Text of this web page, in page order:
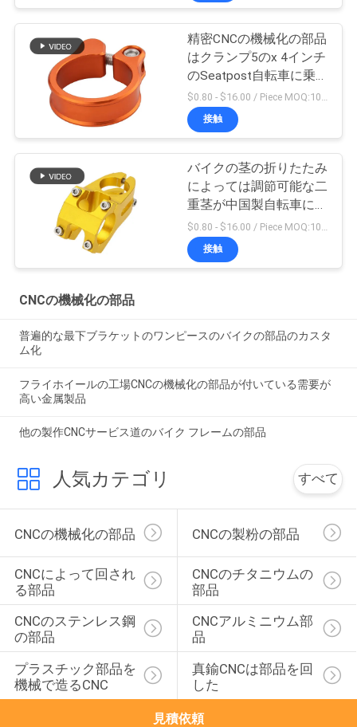
精密CNCの機械化の部品
はクランプ5のx 4インチ
のSeatpost自転車に乗
る
$0.80 - $16.00 / Piece MOQ:10部分
接触
バイクの茎の折りたたみ
によっては調節可能な二
重茎が中国製自転車に乗
る
接触
CNCの機械化の部品
普遍的な最下ブラケットのワンピースのバイクの部品のカスタ
ム化
フライホイールの工場CNCの機械化の部品が付いている需要が
高い金属製品
他の製作CNCサービス道のバイク フレームの部品
人気カテゴリ すべて
CNCの機械化の部品 CNCの製粉の部品
CNCによって回され
る部品
CNCのチタニウムの
部品
CNCのステンレス鋼
の部品
CNCアルミニウム部
品
プラスチック部品を
機械で造るCNC
真鍮CNCは部品を回
した
見積依頼